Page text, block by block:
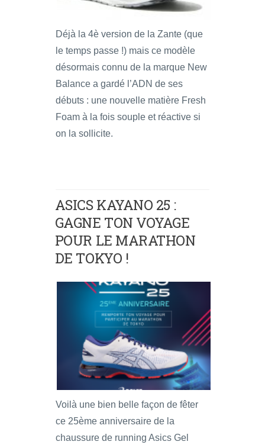
Déjà la 4è version de la Zante (que
le temps passe !) mais ce modèle
désormais connu de la marque New
Balance a gardé l’ADN de ses
débuts : une nouvelle matière Fresh
Foam à la fois souple et réactive si
on la sollicite.
ASICS KAYANO 25 :
GAGNE TON VOYAGE
POUR LE MARATHON
DE TOKYO !
Voilà une bien belle façon de fêter
ce 25ème anniversaire de la
chaussure de running Asics Gel